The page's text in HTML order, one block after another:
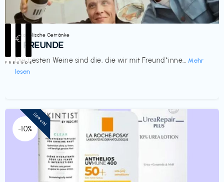
Alkoholische Getränke
III FREUNDE
Die besten Weine sind die, die wir mit Freund*inne... Mehr
lesen
€‎
-10%
Special